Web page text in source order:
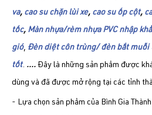
va, cao su chặn lùi xe, cao su ốp cột,
tốc, Màn nhựa/rèm nhựa PVC nhập
gió, Đèn diệt côn trùng/ đèn bắt muỗi
tốt. .... Đây là những sản phẩm được
dùng và đã được mở rộng tại các tỉnh
- Lựa chọn sản phẩm của Bình Gia